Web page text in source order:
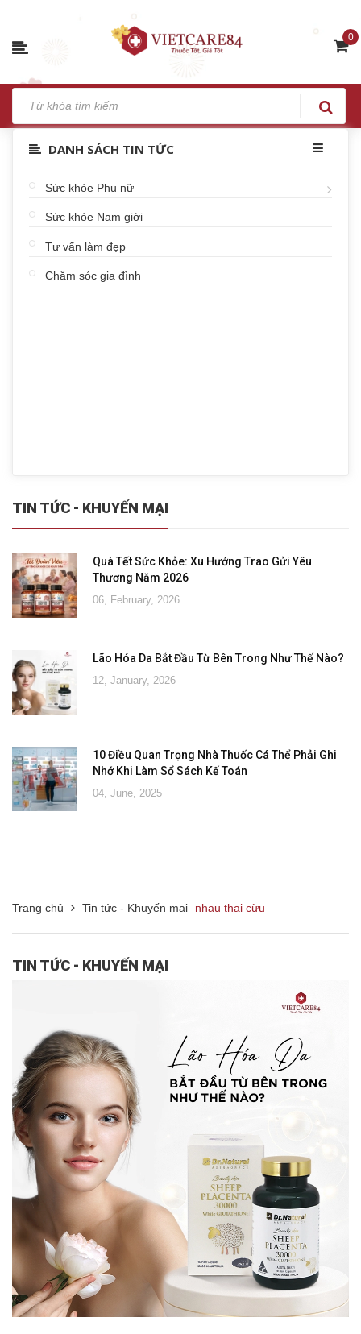
0
DANH SÁCH TIN TỨC
Sức khỏe Phụ nữ
Sức khỏe Nam giới
Tư vấn làm đẹp
Chăm sóc gia đình
TIN TỨC - KHUYẾN MẠI
Quà Tết Sức Khỏe: Xu Hướng Trao Gửi Yêu
Thương Năm 2026
06, February, 2026
Lão Hóa Da Bắt Đầu Từ Bên Trong Như Thế Nào?
12, January, 2026
10 Điều Quan Trọng Nhà Thuốc Cá Thể Phải Ghi
Nhớ Khi Làm Sổ Sách Kế Toán
04, June, 2025
Trang chủ Tin tức - Khuyến mại nhau thai cừu
TIN TỨC - KHUYẾN MẠI